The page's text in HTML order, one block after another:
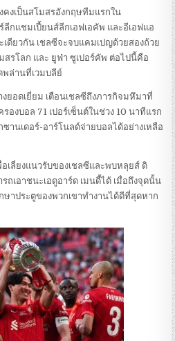
งเป็นสโมสรอังกฤษทีมแรกใน
กแชมเปี้ยนส์ลีกเอฟเอคัพ และอีเอฟแอ
ดียวกัน เชลซีจะจบแคมเปญด้วยสองถ้วย
รโลก และ ยูฟ่า ซูเปอร์คัพ ต่อไปนี้คือ
พล่านที่เวมบลีย์
ยอดเยี่ยม เตือนเชลซีถึงภารกิจมหึมาที่
องบอล 71 เปอร์เซ็นต์ในช่วง 10 นาทีแรก
ซานเดอร์-อาร์โนลด์จ่ายบอลได้อย่างเหลือ
เลี่ยงแนวรับของเชลซีและพบหลุยส์ ดิ
ถเอาชนะเอดูอาร์ด เมนดี้ได้ เมื่อถึงจุดนั้น
ษาประตูของพวกเขาทำงานได้ดีที่สุดหาก